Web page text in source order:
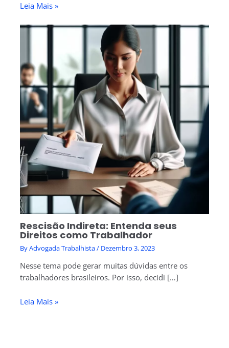
Leia Mais »
Rescisão Indireta: Entenda seus
Direitos como Trabalhador
ByAdvogada Trabalhista/ Dezembro 3, 2023
Nesse tema pode gerar muitas dúvidas entre os
trabalhadores brasileiros. Por isso, decidi […]
Leia Mais »